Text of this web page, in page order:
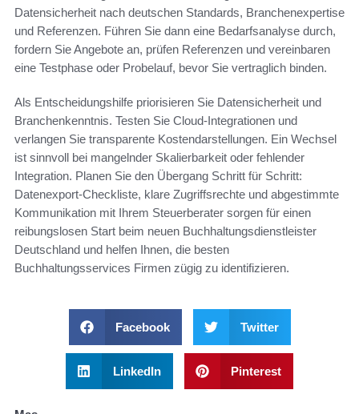
Datensicherheit nach deutschen Standards, Branchenexpertise
und Referenzen. Führen Sie dann eine Bedarfsanalyse durch,
fordern Sie Angebote an, prüfen Referenzen und vereinbaren
eine Testphase oder Probelauf, bevor Sie vertraglich binden.
Als Entscheidungshilfe priorisieren Sie Datensicherheit und
Branchenkenntnis. Testen Sie Cloud-Integrationen und
verlangen Sie transparente Kostendarstellungen. Ein Wechsel
ist sinnvoll bei mangelnder Skalierbarkeit oder fehlender
Integration. Planen Sie den Übergang Schritt für Schritt:
Datenexport-Checkliste, klare Zugriffsrechte und abgestimmte
Kommunikation mit Ihrem Steuerberater sorgen für einen
reibungslosen Start beim neuen Buchhaltungsdienstleister
Deutschland und helfen Ihnen, die besten
Buchhaltungsservices Firmen zügig zu identifizieren.
Facebook Twitter
LinkedIn Pinterest